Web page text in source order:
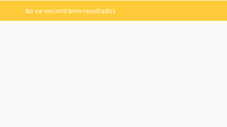
No se encontraron resultados